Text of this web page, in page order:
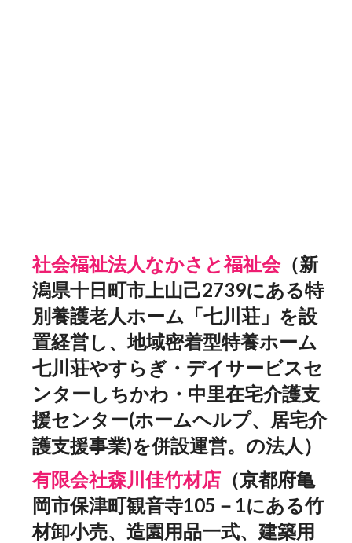
社会福祉法人なかさと福祉会（新
潟県十日町市上山己2739にある特
別養護老人ホーム「七川荘」を設
置経営し、地域密着型特養ホーム
七川荘やすらぎ・デイサービスセ
ンターしちかわ・中里在宅介護支
援センター(ホームヘルプ、居宅介
護支援事業)を併設運営。の法人）
有限会社森川佳竹材店 （京都府亀
岡市保津町観音寺105－1にある竹
材卸小売、造園用品一式、建築用